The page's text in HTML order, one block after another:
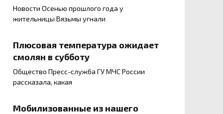
Новости Осенью прошлого года у
жительницы Вязьмы угнали
Плюсовая температура ожидает
смолян в субботу
Общество Пресс-служба ГУ МЧС России
рассказала, какая
Мобилизованные из нашего